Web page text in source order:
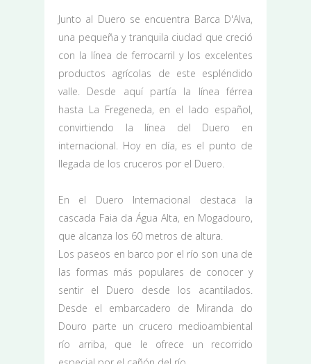
Junto al Duero se encuentra Barca D'Alva,
una pequeña y tranquila ciudad que creció
con la línea de ferrocarril y los excelentes
productos agrícolas de este espléndido
valle. Desde aquí partía la línea férrea
hasta La Fregeneda, en el lado español,
convirtiendo la línea del Duero en
internacional. Hoy en día, es el punto de
llegada de los cruceros por el Duero.
En el Duero Internacional destaca la
cascada Faia da Água Alta, en Mogadouro,
que alcanza los 60 metros de altura.
Los paseos en barco por el río son una de
las formas más populares de conocer y
sentir el Duero desde los acantilados.
Desde el embarcadero de Miranda do
Douro parte un crucero medioambiental
río arriba, que le ofrece un recorrido